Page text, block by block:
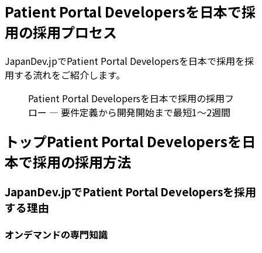
Patient Portal Developersを日本で採
用の採用プロセス
JapanDev.jpでPatient Portal Developersを日本で採用を採
用する流れをご紹介します。
Patient Portal Developersを日本で採用の採用フ
ロー — 要件定義から開発開始まで最短1〜2週間
トップPatient Portal Developersを日
本で採用の採用方法
JapanDev.jpでPatient Portal Developersを採用
する理由
オンデマンドの専門知識